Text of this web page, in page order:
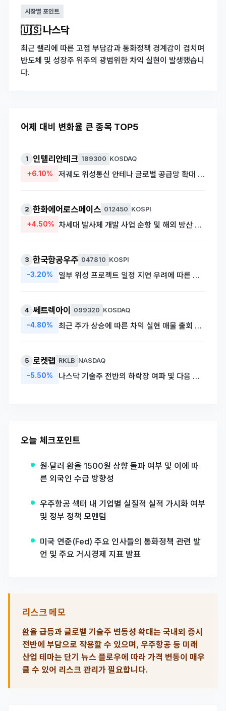
시장별 포인트
🇺🇸 나스닥
최근 랠리에 따른 고점 부담감과 통화정책 경계감이 겹치며
반도체 및 성장주 위주의 광범위한 차익 실현이 발생했습니
다.
어제 대비 변화율 큰 종목 TOP5
1 인텔리안테크 189300 KOSDAQ
+6.10% 저궤도 위성통신 안테나 글로벌 공급망 확대 기대감 및 신규 수주 소식
2 한화에어로스페이스 012450 KOSPI
+4.50% 차세대 발사체 개발 사업 순항 및 해외 방산 수출 호조 시너지
3 한국항공우주 047810 KOSPI
-3.20% 일부 위성 프로젝트 일정 지연 우려에 따른 단기 투자 심리 둔화
4 쎄트렉아이 099320 KOSDAQ
-4.80% 최근 주가 상승에 따른 차익 실현 매물 출회 및 코스닥 시장 전반의 약세 동조
5 로켓랩 RKLB NASDAQ
-5.50% 나스닥 기술주 전반의 하락장 여파 및 다음 발사 일정 단기 조정 소식
오늘 체크포인트
원·달러 환율 1500원 상향 돌파 여부 및 이에 따
른 외국인 수급 방향성
우주항공 섹터 내 기업별 실질적 실적 가시화 여부
및 정부 정책 모멘텀
미국 연준(Fed) 주요 인사들의 통화정책 관련 발
언 및 주요 거시경제 지표 발표
리스크 메모
환율 급등과 글로벌 기술주 변동성 확대는 국내외 증시
전반에 부담으로 작용할 수 있으며, 우주항공 등 미래
산업 테마는 단기 뉴스 플로우에 따라 가격 변동이 매우
클 수 있어 리스크 관리가 필요합니다.